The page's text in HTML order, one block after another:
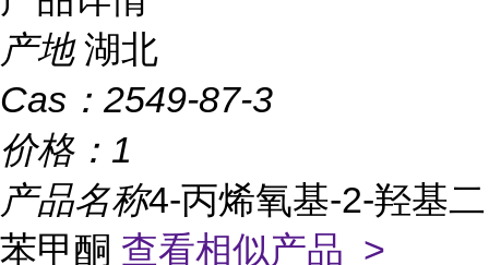
产地 湖北
Cas： 2549-87-3
价格： 1
产品名称4-丙烯氧基-2-羟基二
苯甲酮 查看相似产品 >